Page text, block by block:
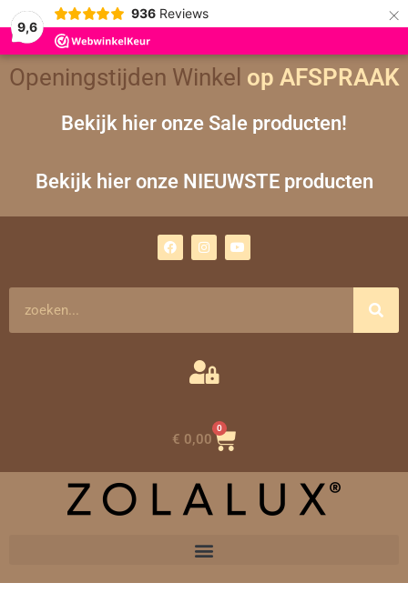
9,6
936 Reviews ×
Openingstijden Winkel op AFSPRAAK
Bekijk hier onze Sale producten!
Bekijk hier onze NIEUWSTE producten
a
c
n
s
m
o
u
€ 0,00
0
Winkelwagen
Gesorteerd
op
nieuwste